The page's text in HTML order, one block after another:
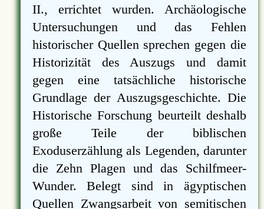
II., errichtet wurden. Archäologische
Untersuchungen und das Fehlen
historischer Quellen sprechen gegen die
Historizität des Auszugs und damit
gegen eine tatsächliche historische
Grundlage der Auszugsgeschichte. Die
Historische Forschung beurteilt deshalb
große Teile der biblischen
Exoduserzählung als Legenden, darunter
die Zehn Plagen und das Schilfmeer-
Wunder. Belegt sind in ägyptischen
Quellen Zwangsarbeit von semitischen